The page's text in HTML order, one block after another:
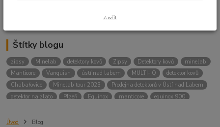
Štítky blogu
zipsy Minelab detektory kovů Zipsy Detektory kovů
minelab
Manticore
Vanquish ústí nad labem MULTI-IQ
detektor kovů
Chabařovice
Minelab tour 2023
Prodejna detektorů v Ústí nad Labem
detektor na zlato
Plzeň Equinox manticore
equinox 900
Sraz detektorářů
Úvod Blog
Zavřít